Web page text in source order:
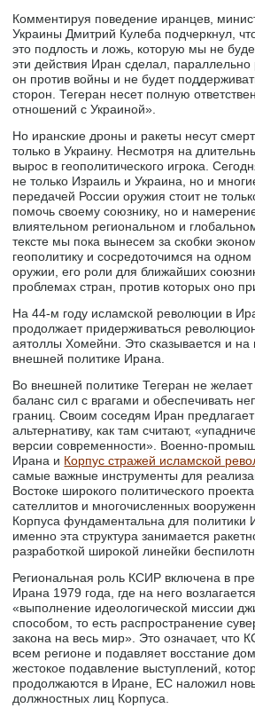
Комментируя поведение иранцев,
Украины Дмитрий Кулеба подчеркнул,
это подлость и ложь, которую мы не
эти действия Иран сделал, параллельно
он против войны и не будет
сторон. Тегеран несет полную
отношений с Украиной».
Но иранские дроны и ракеты несут
только в Украину. Несмотря на
вырос в геополитического игрока.
не только Израиль и Украина, но и
передачей России оружия стоит не
помочь своему союзнику, но и
влиятельном региональном и
тексте мы пока вынесем за скобки
геополитику и сосредоточимся на
оружии, его роли для ближайших
проблемах стран, против которых оно
На 44-м году исламской революции в
продолжает придерживаться
аятоллы Хомейни. Это сказывается и на
внешней политике Ирана.
Во внешней политике Тегеран не
баланс сил с врагами и обеспечивать
границ. Своим соседям Иран
альтернативу, как там считают,
версии современности». Военно-
Ирана и Корпус стражей исламской
самые важные инструменты для
Востоке широкого политического
сателлитов и многочисленных
Корпуса фундаментальна для политики
именно эта структура занимается
разработкой широкой линейки
Региональная роль КСИР включена в
Ирана 1979 года, где на него
«выполнение идеологической миссии
способом, то есть распространение
закона на весь мир». Это означает, что
всем регионе и подавляет восстание
жестокое подавление выступлений,
продолжаются в Иране, ЕС наложил
должностных лиц Корпуса.